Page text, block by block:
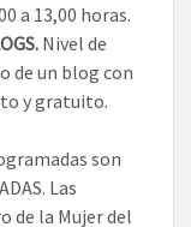
a 13,00 horas.
Nivel de
de un blog con
y gratuito.
son
Las
de la Mujer del